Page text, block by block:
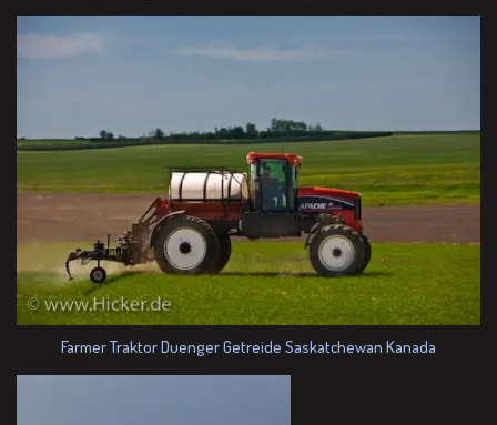
Farmer Traktor Duenger Getreide Saskatchewan Kanada